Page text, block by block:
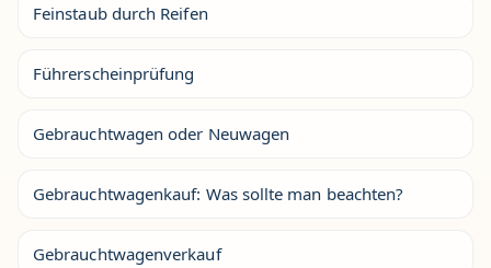
Feinstaub durch Reifen
Führerscheinprüfung
Gebrauchtwagen oder Neuwagen
Gebrauchtwagenkauf: Was sollte man beachten?
Gebrauchtwagenverkauf